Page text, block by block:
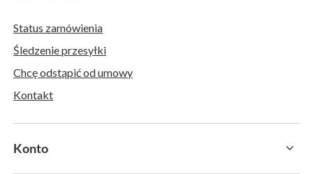
Status zamówienia
Śledzenie przesyłki
Chcę odstąpić od umowy
Kontakt
Konto